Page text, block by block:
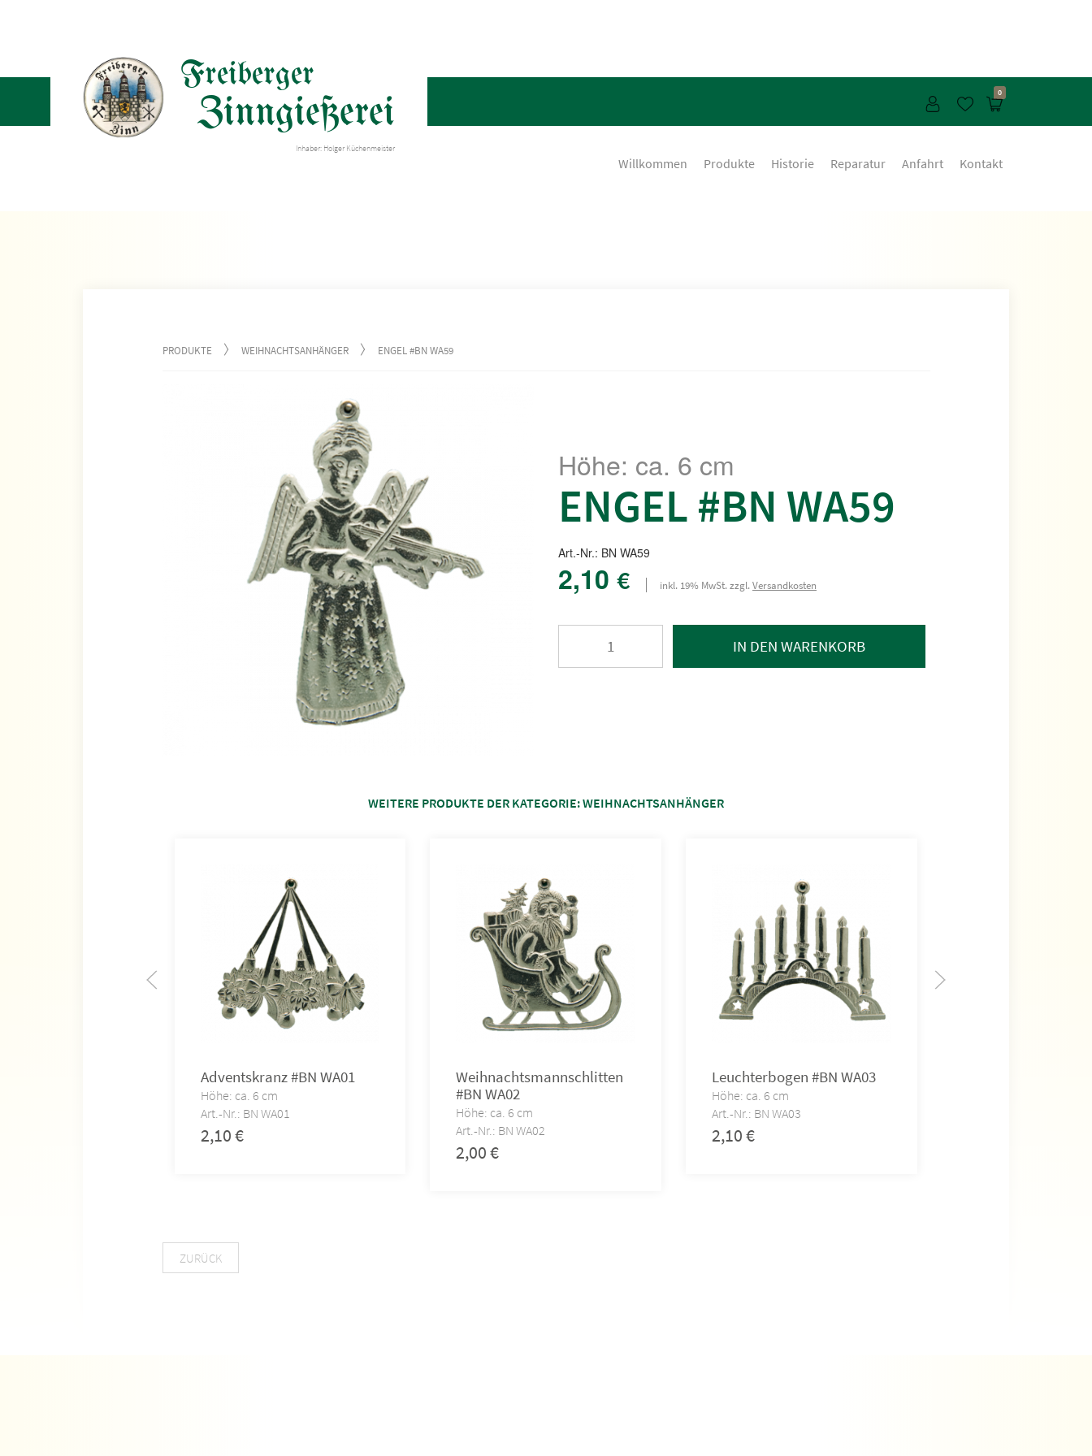
Freiberger
Zinngießerei
Inhaber: Holger Küchenmeister
0
Willkommen Produkte Historie Reparatur Anfahrt Kontakt
PRODUKTE WEIHNACHTSANHÄNGER ENGEL #BN WA59
Höhe: ca. 6 cm
ENGEL #BN WA59
Art.-Nr.: BN WA59
2,10 € inkl. 19% MwSt. zzgl.Versandkosten
IN DEN WARENKORB
WEITERE PRODUKTE DER KATEGORIE:WEIHNACHTSANHÄNGER
Adventskranz #BN WA01
Höhe: ca. 6 cm
Art.-Nr.: BN WA01
2,10€
Weihnachtsmannschlitten
#BN WA02
Höhe: ca. 6 cm
Art.-Nr.: BN WA02
2,00€
Leuchterbogen #BN WA03
Höhe: ca. 6 cm
Art.-Nr.: BN WA03
2,10€
ZURÜCK